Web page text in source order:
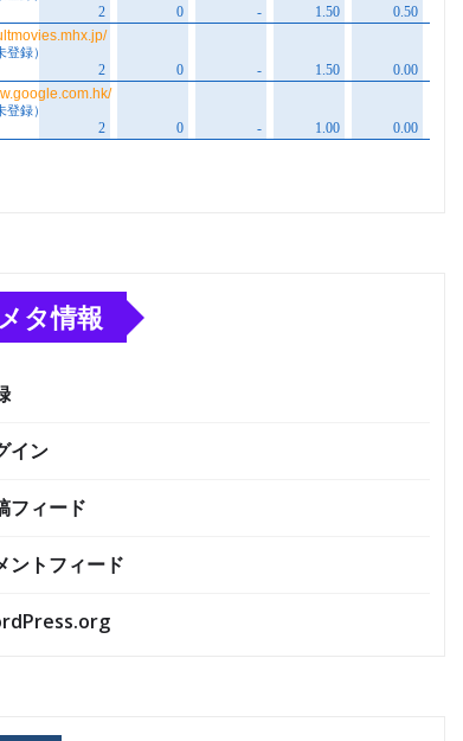
メタ情報
イン
フィード
ントフィード